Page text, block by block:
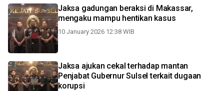
Jaksa gadungan beraksi di Makassar,
mengaku mampu hentikan kasus
10 January 2026 12:38 WIB
Jaksa ajukan cekal terhadap mantan
Penjabat Gubernur Sulsel terkait dugaan
korupsi